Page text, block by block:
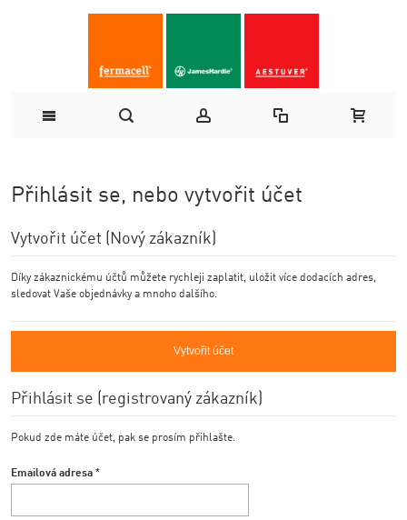
Přihlásit se, nebo vytvořit účet
Vytvořit účet (Nový zákazník)
Díky zákaznickému účtů můžete rychleji zaplatit, uložit více dodacích adres,
sledovat Vaše objednávky a mnoho dalšího.
Vytvořit účet
Přihlásit se (registrovaný zákazník)
Pokud zde máte účet, pak se prosím přihlašte.
Emailová adresa